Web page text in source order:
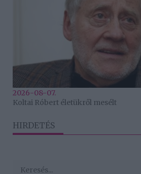
2026-08-07.
Koltai Róbert életükről mesélt
HIRDETÉS